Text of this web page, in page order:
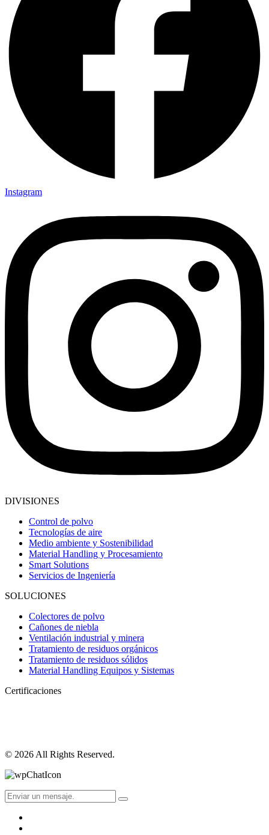
Instagram
DIVISIONES
Control de polvo
Tecnologías de aire
Medio ambiente y Sostenibilidad
Material Handling y Procesamiento
Smart Solutions
Servicios de Ingeniería
SOLUCIONES
Colectores de polvo
Cañones de niebla
Ventilación industrial y minera
Tratamiento de residuos orgánicos
Tratamiento de residuos sólidos
Material Handling Equipos y Sistemas
Certificaciones
© 2026 All Rights Reserved.